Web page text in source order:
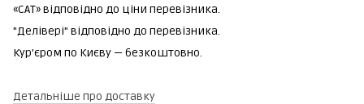
«САТ» відповідно до ціни перевізника.
"Делівері" відповідно до перевізника.
Кур'єром по Києву — безкоштовно.
Детальніше про доставку